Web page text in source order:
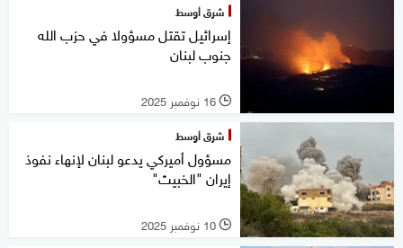
شرق أوسط
إسرائيل تقتل مسؤولا في حزب الله
جنوب لبنان
l 16 نوفمبر 2025
شرق أوسط
مسؤول أميركي يدعو لبنان لإنهاء نفوذ
إيران "الخبيث"
l 10 نوفمبر 2025